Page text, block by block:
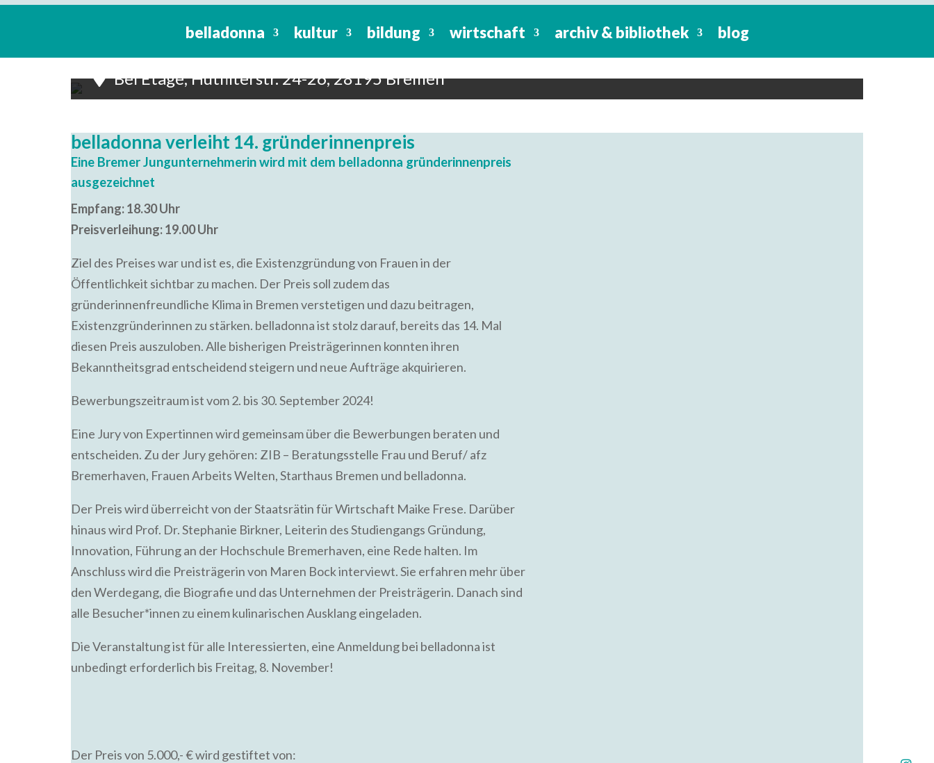
belladonna kultur bildung wirtschaft archiv & bibliothek blog
belladonna gründerinnenpreis – Preisverleihung
18:30 To 21:00 -14. November 2024
Bel Etage, Hutfilterstr. 24-26, 28195 Bremen
belladonna verleiht 14. gründerinnenpreis
Eine Bremer Jungunternehmerin wird mit dem belladonna gründerinnenpreis
ausgezeichnet
Empfang: 18.30 Uhr
Preisverleihung: 19.00 Uhr
Ziel des Preises war und ist es, die Existenzgründung von Frauen in der
Öffentlichkeit sichtbar zu machen. Der Preis soll zudem das
gründerinnenfreundliche Klima in Bremen verstetigen und dazu beitragen,
Existenzgründerinnen zu stärken. belladonna ist stolz darauf, bereits das 14. Mal
diesen Preis auszuloben. Alle bisherigen Preisträgerinnen konnten ihren
Bekanntheitsgrad entscheidend steigern und neue Aufträge akquirieren.
Bewerbungszeitraum ist vom 2. bis 30. September 2024!
Eine Jury von Expertinnen wird gemeinsam über die Bewerbungen beraten und
entscheiden. Zu der Jury gehören: ZIB – Beratungsstelle Frau und Beruf/ afz
Bremerhaven, Frauen Arbeits Welten, Starthaus Bremen und belladonna.
Der Preis wird überreicht von der Staatsrätin für Wirtschaft Maike Frese. Darüber
hinaus wird Prof. Dr. Stephanie Birkner, Leiterin des Studiengangs Gründung,
Innovation, Führung an der Hochschule Bremerhaven, eine Rede halten. Im
Anschluss wird die Preisträgerin von Maren Bock interviewt. Sie erfahren mehr über
den Werdegang, die Biografie und das Unternehmen der Preisträgerin. Danach sind
alle Besucher*innen zu einem kulinarischen Ausklang eingeladen.
Die Veranstaltung ist für alle Interessierten, eine Anmeldung bei belladonna ist
unbedingt erforderlich bis Freitag, 8. November!
Der Preis von 5.000,- € wird gestiftet von: